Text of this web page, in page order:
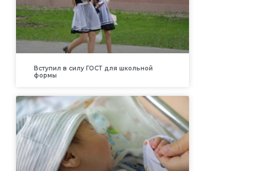
Вступил в силу ГОСТ для школьной
формы